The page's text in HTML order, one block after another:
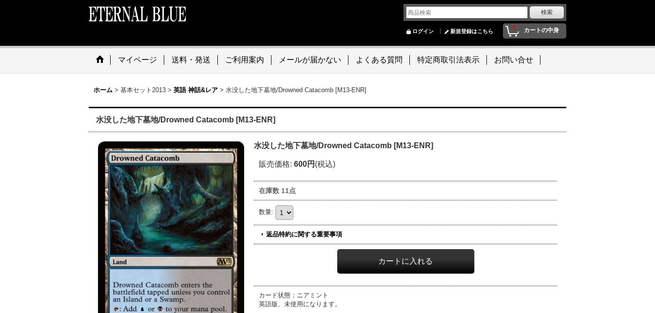
0 カートの中身
ログイン 新規登録はこちら
マイページ 送料・発送 ご利用案内 メールが届かない よくある質問 特定商取引法表示 お問い合せ
ホーム > 基本セット2013 > 英語 神話&レア > 水没した地下墓地/Drowned Catacomb [M13-ENR]
水没した地下墓地/Drowned Catacomb [M13-ENR]
水没した地下墓地/Drowned Catacomb [M13-ENR]
販売価格: 600円 (税込)
在庫数 11点
数量:
返品特約に関する重要事項
カード状態：ニアミント
英語版、未使用になります。